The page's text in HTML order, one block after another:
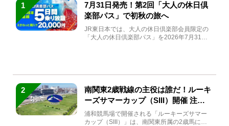
1
7月31日発売！第2回「大人の休日倶
楽部パス」で初秋の旅へ
JR東日本では、大人の休日倶楽部会員限定の
「大人の休日倶楽部パス」を2026年7月31日
2
南関東2歳戦線の主役は誰だ！ルーキ
ーズサマーカップ（SIII）開催 注目
馬と見どころをチェック
浦和競馬場で開催される「ルーキーズサマー
カップ（SIII）」は、南関東所属の2歳馬によ